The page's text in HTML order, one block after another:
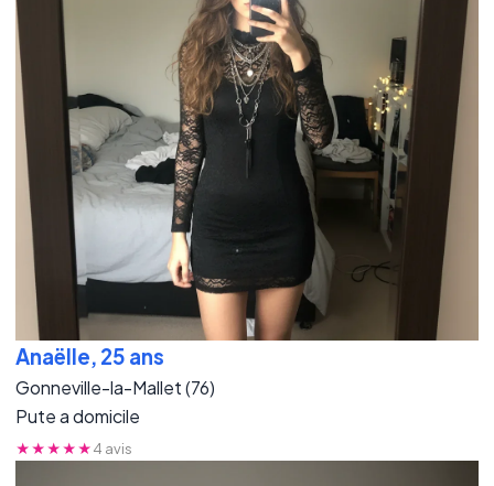
Anaëlle, 25 ans
Gonneville-la-Mallet (76)
Pute a domicile
★★★★★4 avis